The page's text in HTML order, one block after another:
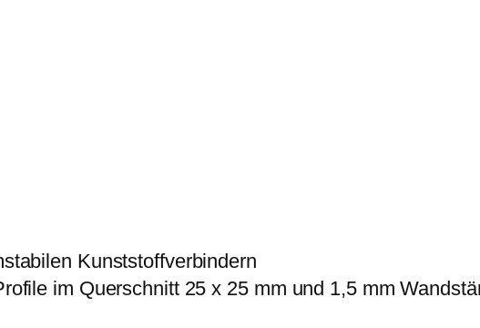
:
8
A
C
Kunststoffverbindern
im Querschnitt 25 x 25 mm und 1,5 mm